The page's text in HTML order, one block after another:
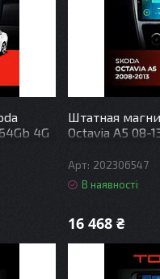
4G
Штатная
Octavia A5 08-
202306547
В наявності
16 468 ₴